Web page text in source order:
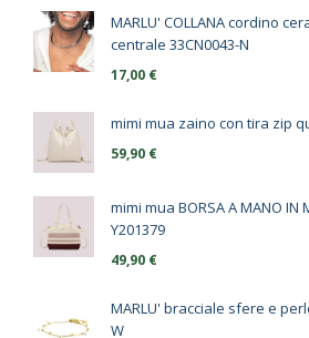
MARLU' COLLANA cordino
centrale 33CN0043-N
17,00 €
mimi mua zaino con tira zip
59,90 €
mimi mua BORSA A MANO IN
Y201379
49,90 €
MARLU' bracciale sfere e
W